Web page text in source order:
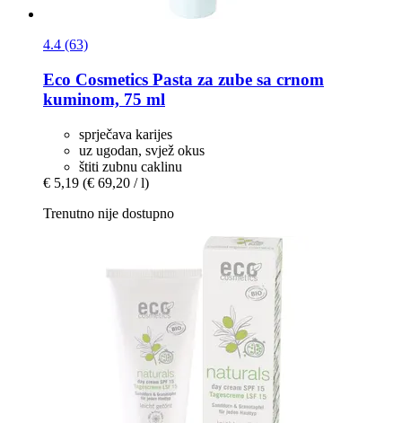
4.4 (63)
Eco Cosmetics Pasta za zube sa crnom
kuminom, 75 ml
sprječava karijes
uz ugodan, svjež okus
štiti zubnu caklinu
€ 5,19 (€ 69,20 / l)
Trenutno nije dostupno